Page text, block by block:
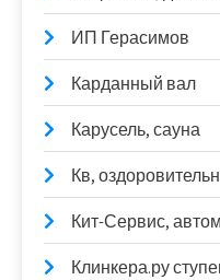
ИП Герасимов
Карданный вал
Карусель, сауна
Кв,
Кит-Сервис,
Клинкера.ру